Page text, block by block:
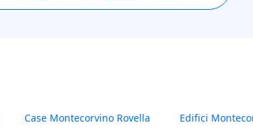
Case Montecorvino Rovella Edifici